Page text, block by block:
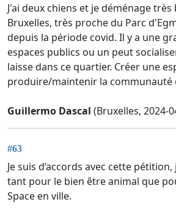
J'ai deux chiens et je déménage
Bruxelles, très proche du Parc
depuis la période covid. Il y a une
espaces publics ou un peut
laisse dans ce quartier. Créer une
produire/maintenir la communauté
Guillermo Dascal (Bruxelles, 2024-
#63
Je suis d’accords avec cette
tant pour le bien être animal que
Space en ville.